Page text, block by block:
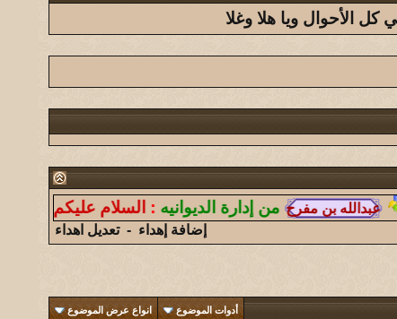
الأحوال ويا هلا وغلا
من إدارة الديوانيه :السلام عليكم ورحمة الله
إضافة إهداء -تعديل اهداء
أدوات الموضوع انواع عرض الموضوع